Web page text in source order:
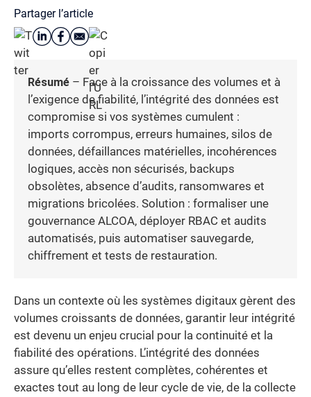
Partager l’article
Résumé – Face à la croissance des volumes et à
l’exigence de fiabilité, l’intégrité des données est
compromise si vos systèmes cumulent :
imports corrompus, erreurs humaines, silos de
données, défaillances matérielles, incohérences
logiques, accès non sécurisés, backups
obsolètes, absence d’audits, ransomwares et
migrations bricolées. Solution : formaliser une
gouvernance ALCOA, déployer RBAC et audits
automatisés, puis automatiser sauvegarde,
chiffrement et tests de restauration.
Dans un contexte où les systèmes digitaux gèrent des
volumes croissants de données, garantir leur intégrité
est devenu un enjeu crucial pour la continuité et la
fiabilité des opérations. L’intégrité des données
assure qu’elles restent complètes, cohérentes et
exactes tout au long de leur cycle de vie, de la collecte